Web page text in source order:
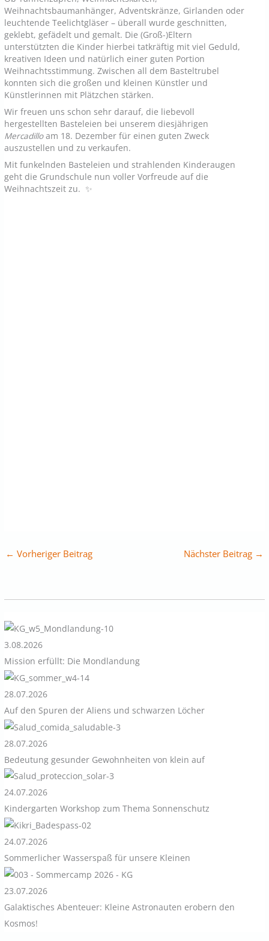
Weihnachtsbaumanhänger, Adventskränze, Girlanden oder
leuchtende Teelichtgläser – überall wurde geschnitten,
geklebt, gefädelt und gemalt. Die (Groß-)Eltern
unterstützten die Kinder hierbei tatkräftig mit viel Geduld,
kreativen Ideen und natürlich einer guten Portion
Weihnachtsstimmung. Zwischen all dem Basteltrubel
konnten sich die großen und kleinen Künstler und
Künstlerinnen mit Plätzchen stärken.
Wir freuen uns schon sehr darauf, die liebevoll
hergestellten Basteleien bei unserem diesjährigen
Mercadilloam 18. Dezember für einen guten Zweck
auszustellen und zu verkaufen.
Mit funkelnden Basteleien und strahlenden Kinderaugen
geht die Grundschule nun voller Vorfreude auf die
Weihnachtszeit zu. ✨
← Vorheriger Beitrag Nächster Beitrag →
3.08.2026
Mission erfüllt: Die Mondlandung
28.07.2026
Auf den Spuren der Aliens und schwarzen Löcher
28.07.2026
Bedeutung gesunder Gewohnheiten von klein auf
24.07.2026
Kindergarten Workshop zum Thema Sonnenschutz
24.07.2026
Sommerlicher Wasserspaß für unsere Kleinen
23.07.2026
Galaktisches Abenteuer: Kleine Astronauten erobern den
Kosmos!